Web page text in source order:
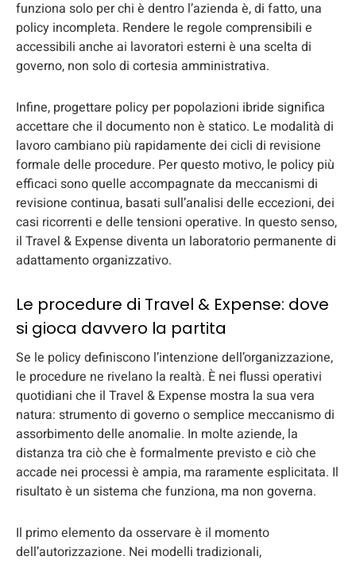
funziona solo per chi è dentro l’azienda è, di fatto, una
policy incompleta. Rendere le regole comprensibili e
accessibili anche ai lavoratori esterni è una scelta di
governo, non solo di cortesia amministrativa.
Infine, progettare policy per popolazioni ibride significa
accettare che il documento non è statico. Le modalità di
lavoro cambiano più rapidamente dei cicli di revisione
formale delle procedure. Per questo motivo, le policy più
efficaci sono quelle accompagnate da meccanismi di
revisione continua, basati sull’analisi delle eccezioni, dei
casi ricorrenti e delle tensioni operative. In questo senso,
il Travel & Expense diventa un laboratorio permanente di
adattamento organizzativo.
Le procedure di Travel & Expense: dove
si gioca davvero la partita
Se le policy definiscono l’intenzione dell’organizzazione,
le procedure ne rivelano la realtà. È nei flussi operativi
quotidiani che il Travel & Expense mostra la sua vera
natura: strumento di governo o semplice meccanismo di
assorbimento delle anomalie. In molte aziende, la
distanza tra ciò che è formalmente previsto e ciò che
accade nei processi è ampia, ma raramente esplicitata. Il
risultato è un sistema che funziona, ma non governa.
Il primo elemento da osservare è il momento
dell’autorizzazione. Nei modelli tradizionali,